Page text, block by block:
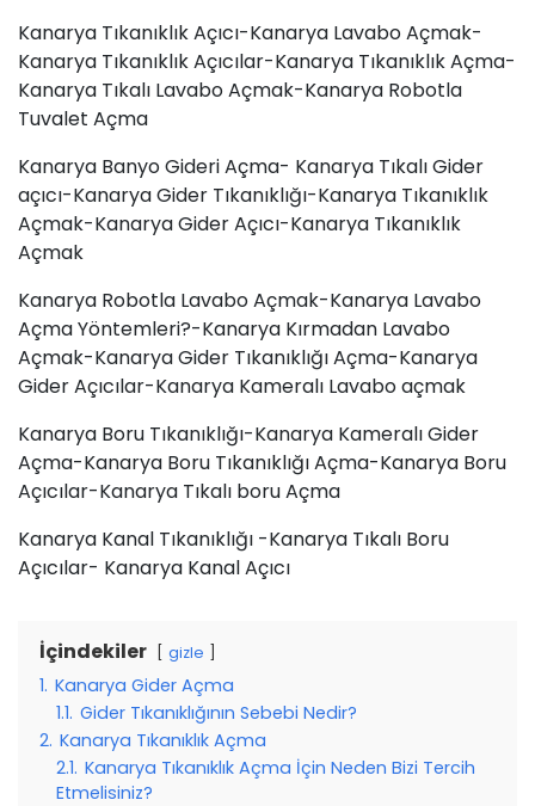
Kanarya Tıkanıklık Açıcı-Kanarya Lavabo Açmak-
Kanarya Tıkanıklık Açıcılar-Kanarya Tıkanıklık Açma-
Kanarya Tıkalı Lavabo Açmak-Kanarya Robotla
Tuvalet Açma
Kanarya Banyo Gideri Açma- Kanarya Tıkalı Gider
açıcı-Kanarya Gider Tıkanıklığı-Kanarya Tıkanıklık
Açmak-Kanarya Gider Açıcı-Kanarya Tıkanıklık
Açmak
Kanarya Robotla Lavabo Açmak-Kanarya Lavabo
Açma Yöntemleri?-Kanarya Kırmadan Lavabo
Açmak-Kanarya Gider Tıkanıklığı Açma-Kanarya
Gider Açıcılar-Kanarya Kameralı Lavabo açmak
Kanarya Boru Tıkanıklığı-Kanarya Kameralı Gider
Açma-Kanarya Boru Tıkanıklığı Açma-Kanarya Boru
Açıcılar-Kanarya Tıkalı boru Açma
Kanarya Kanal Tıkanıklığı -Kanarya Tıkalı Boru
Açıcılar- Kanarya Kanal Açıcı
İçindekiler gizle
1. Kanarya Gider Açma
1.1. Gider Tıkanıklığının Sebebi Nedir?
2. Kanarya Tıkanıklık Açma
2.1. Kanarya Tıkanıklık Açma İçin Neden Bizi Tercih
Etmelisiniz?